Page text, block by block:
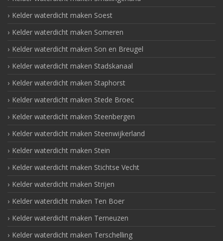
Kelder waterdicht maken Soest
Kelder waterdicht maken Someren
Kelder waterdicht maken Son en Breugel
Kelder waterdicht maken Stadskanaal
Kelder waterdicht maken Staphorst
Kelder waterdicht maken Stede Broec
Kelder waterdicht maken Steenbergen
Kelder waterdicht maken Steenwijkerland
Kelder waterdicht maken Stein
Kelder waterdicht maken Stichtse Vecht
Kelder waterdicht maken Strijen
Kelder waterdicht maken Ten Boer
Kelder waterdicht maken Terneuzen
Kelder waterdicht maken Terschelling